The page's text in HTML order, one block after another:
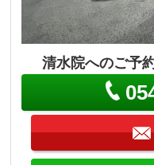
清水院へのご予